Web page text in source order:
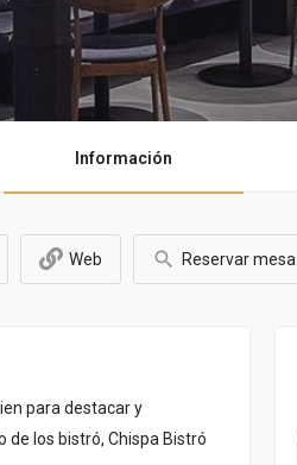
Información
Web Reservar mesa
para destacar y
los bistró, Chispa Bistró